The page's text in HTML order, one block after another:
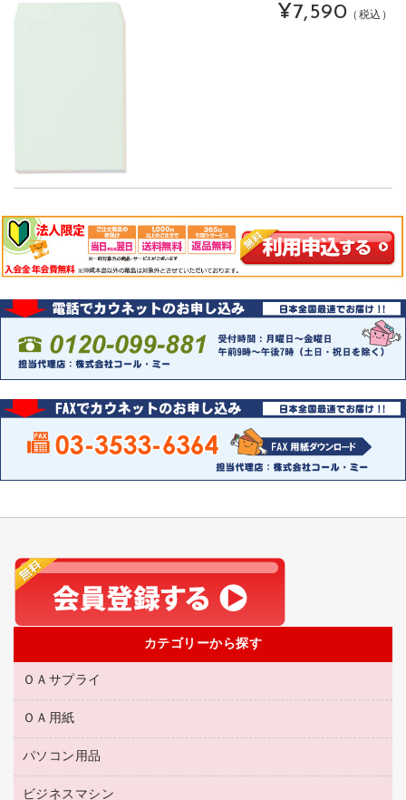
¥7,590 （税込）
カテゴリーから探す
ＯＡサプライ
互換インクカートリッジ
リサイクルトナー（プール方式）
ＯＡ用紙
名刺用紙
パソコン用品
パソコン周辺機器
ビジネスマシン